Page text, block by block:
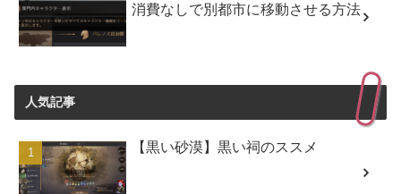
消費なしで別都市に移動させる方法
人気記事
【黒い砂漠】黒い祠のススメ